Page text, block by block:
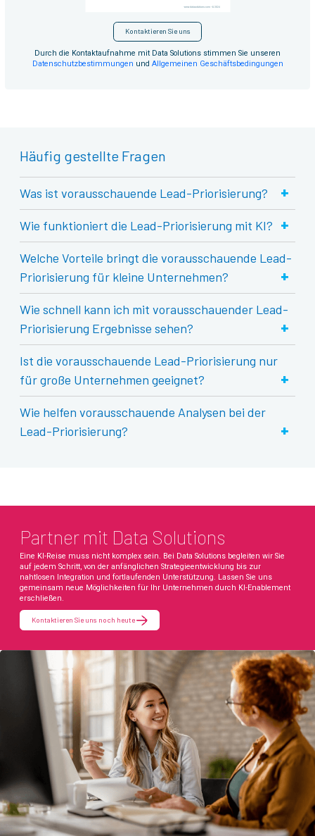
Kontaktieren Sie uns
Durch die Kontaktaufnahme mit Data Solutions stimmen Sie unseren
Datenschutzbestimmungen und Allgemeinen Geschäftsbedingungen
Häufig gestellte Fragen
Was ist vorausschauende Lead-Priorisierung? +
Wie funktioniert die Lead-Priorisierung mit KI? +
Welche Vorteile bringt die vorausschauende Lead-
Priorisierung für kleine Unternehmen?
+
Wie schnell kann ich mit vorausschauender Lead-
Priorisierung Ergebnisse sehen?
+
Ist die vorausschauende Lead-Priorisierung nur
für große Unternehmen geeignet?
+
Wie helfen vorausschauende Analysen bei der
Lead-Priorisierung?
+
Partner mit Data Solutions
Eine KI-Reise muss nicht komplex sein. Bei Data Solutions begleiten wir Sie
auf jedem Schritt, von der anfänglichen Strategieentwicklung bis zur
nahtlosen Integration und fortlaufenden Unterstützung. Lassen Sie uns
gemeinsam neue Möglichkeiten für Ihr Unternehmen durch KI-Enablement
erschließen.
Kontaktieren Sie uns noch heute